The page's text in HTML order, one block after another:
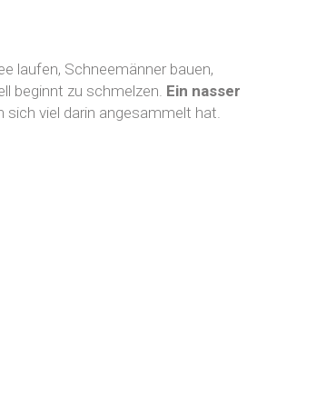
laufen, Schneemänner bauen,
beginnt zu schmelzen. Ein nasser
sich viel darin angesammelt hat.